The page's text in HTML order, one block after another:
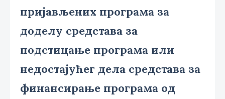
пријављених програма за
доделу средстава за
подстицање програма или
недостајућег дела средстава за
финансирање програма од